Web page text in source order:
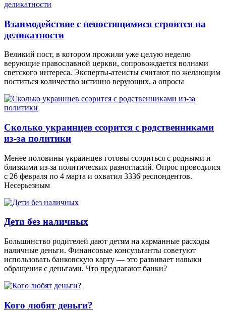
Взаимодействие с непостящимися строится на
деликатности
Великий пост, в котором прожили уже целую неделю
верующие православной церкви, сопровождается волнами
светского интереса. Эксперты-атеисты считают по желающим
поститься количество истинно верующих, а опросы
Сколько украинцев ссорится с родственниками
из-за политики
Менее половины украинцев готовы ссориться с родными и
близкими из-за политических разногласий. Опрос проводился
с 26 февраля по 4 марта и охватил 3336 респондентов.
Несерьезным
Дети без наличных
Большинство родителей дают детям на карманные расходы
наличные деньги. Финансовые консультанты советуют
использовать банковскую карту — это развивает навыки
обращения с деньгами. Что предлагают банки?
Кого любят деньги?